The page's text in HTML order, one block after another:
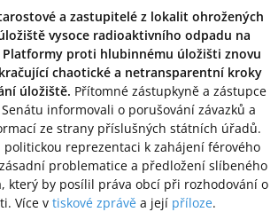
a zastupitelé z lokalit ohrožených
vysoce radioaktivního odpadu na
Platformy proti hlubinnému úložišti znovu
chaotické a netransparentní kroky
úložiště. Přítomné zástupkyně a zástupce
informovali o porušování závazků a
ze strany příslušných státních úřadů.
politickou reprezentaci k zahájení férového
problematice a předložení slíbeného
který by posílil práva obcí při rozhodování o
Více v tiskové zprávě a její příloze.